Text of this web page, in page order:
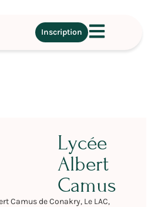
Inscription
Lycée
Albert
Camus
Camus de Conakry, Le LAC,